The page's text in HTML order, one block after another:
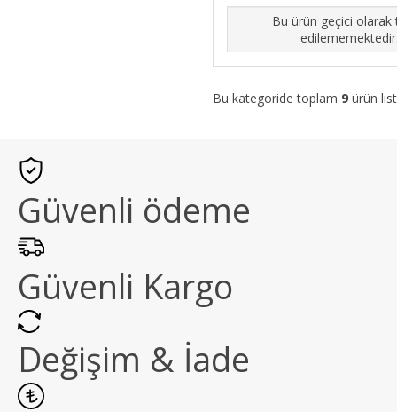
Bu ürün geçici olarak
Bu kategoride toplam 9 ürün
Güvenli ödeme
Güvenli Kargo
Değişim & İade